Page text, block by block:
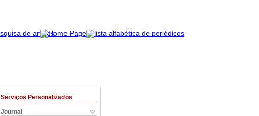
Serviços Personalizados
Journal